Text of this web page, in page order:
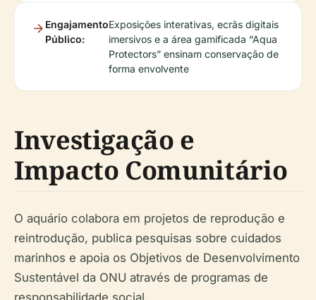
Engajamento
Público:
Exposições interativas, ecrãs digitais
imersivos e a área gamificada “Aqua
Protectors” ensinam conservação de
forma envolvente
Investigação e
Impacto Comunitário
O aquário colabora em projetos de reprodução e
reintrodução, publica pesquisas sobre cuidados
marinhos e apoia os Objetivos de Desenvolvimento
Sustentável da ONU através de programas de
responsabilidade social.